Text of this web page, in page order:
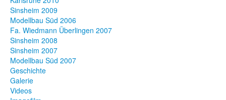
Sinsheim 2009
Modellbau Süd 2006
Fa. Wiedmann Überlingen 2007
Sinsheim 2008
Sinsheim 2007
Modellbau Süd 2007
Geschichte
Galerie
Videos